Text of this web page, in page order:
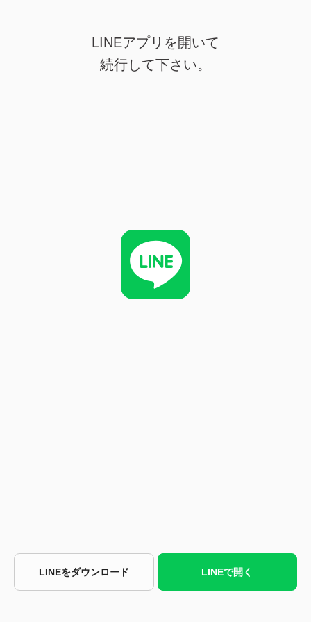
LINEアプリを開いて
続行して下さい。
LINEをダウンロード LINEで開く